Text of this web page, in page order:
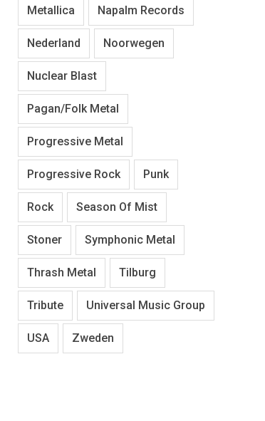
Metallica Napalm Records
Nederland Noorwegen
Nuclear Blast
Pagan/Folk Metal
Progressive Metal
Progressive Rock Punk
Rock Season Of Mist
Stoner Symphonic Metal
Thrash Metal Tilburg
Tribute Universal Music Group
USA Zweden